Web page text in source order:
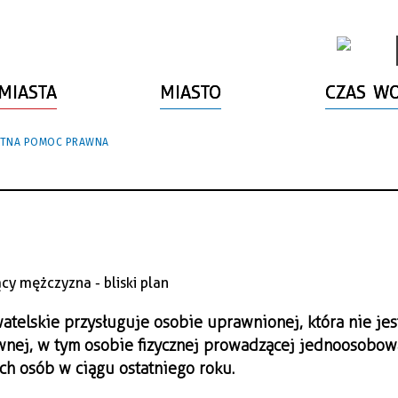
MIASTO CZAS
POMOC PRAWNA
przysługuje osobie uprawnionej, która nie
w tym osobie fizycznej prowadzącej
osób w ciągu ostatniego roku.